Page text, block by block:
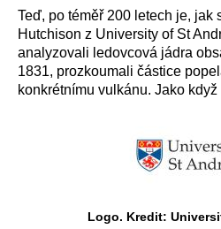
Teď, po téměř 200 letech je, jak
Hutchison z University of St
analyzovali ledovcová jádra
1831, prozkoumali částice
konkrétnímu vulkánu. Jako
Logo. Kredit: